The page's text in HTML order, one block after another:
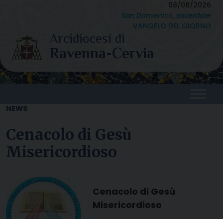
content
08/08/2026
San Domenico, sacerdote
VANGELO DEL GIORNO
NEWS
Cenacolo di Gesù
Misericordioso
Cenacolo di Gesù
Misericordioso